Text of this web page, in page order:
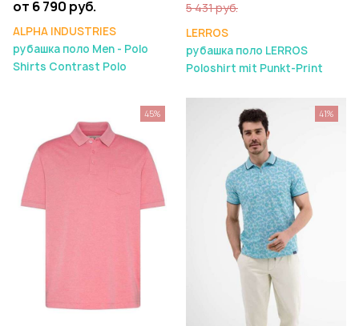
от 6 790 руб.
ALPHA INDUSTRIES
рубашка поло Men - Polo
Shirts Contrast Polo
5 431 руб.
LERROS
рубашка поло LERROS
Poloshirt mit Punkt-Print
45% 41%